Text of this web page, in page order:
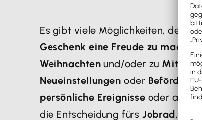
Es gibt viele Möglichkeiten, den
Geschenk eine Freude zu machen
Weihnachtenund/oder zu
Neueinstellungen oder
persönliche Ereignisse oder als
die Entscheidung fürsJobrad,